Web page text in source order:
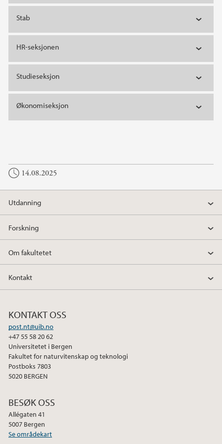
Stab
HR-seksjonen
Studieseksjon
Økonomiseksjon
14.08.2025
Utdanning
Forskning
Om fakultetet
Kontakt
KONTAKT OSS
post.nt@uib.no
+47 55 58 20 62
Universitetet i Bergen
Fakultet for naturvitenskap og teknologi
Postboks 7803
5020 BERGEN
BESØK OSS
Allégaten 41
5007 Bergen
Se områdekart